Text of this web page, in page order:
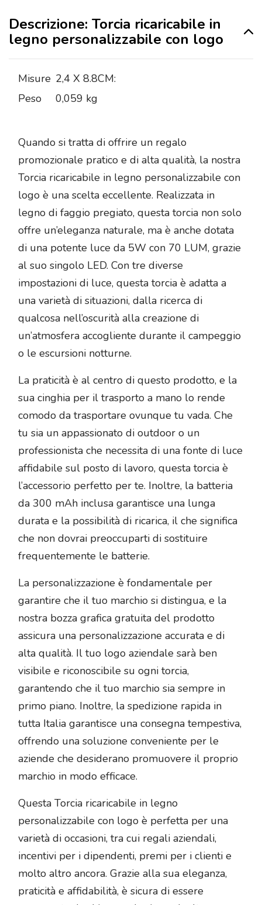
Descrizione: Torcia ricaricabile in
legno personalizzabile con logo
Misure 2,4 X 8.8CM:
Peso
0,059 kg
Quando si tratta di offrire un regalo
promozionale pratico e di alta qualità, la nostra
Torcia ricaricabile in legno personalizzabile con
logo è una scelta eccellente. Realizzata in
legno di faggio pregiato, questa torcia non solo
offre un’eleganza naturale, ma è anche dotata
di una potente luce da 5W con 70 LUM, grazie
al suo singolo LED. Con tre diverse
impostazioni di luce, questa torcia è adatta a
una varietà di situazioni, dalla ricerca di
qualcosa nell’oscurità alla creazione di
un’atmosfera accogliente durante il campeggio
o le escursioni notturne.
La praticità è al centro di questo prodotto, e la
sua cinghia per il trasporto a mano lo rende
comodo da trasportare ovunque tu vada. Che
tu sia un appassionato di outdoor o un
professionista che necessita di una fonte di luce
affidabile sul posto di lavoro, questa torcia è
l’accessorio perfetto per te. Inoltre, la batteria
da 300 mAh inclusa garantisce una lunga
durata e la possibilità di ricarica, il che significa
che non dovrai preoccuparti di sostituire
frequentemente le batterie.
La personalizzazione è fondamentale per
garantire che il tuo marchio si distingua, e la
nostra bozza grafica gratuita del prodotto
assicura una personalizzazione accurata e di
alta qualità. Il tuo logo aziendale sarà ben
visibile e riconoscibile su ogni torcia,
garantendo che il tuo marchio sia sempre in
primo piano. Inoltre, la spedizione rapida in
tutta Italia garantisce una consegna tempestiva,
offrendo una soluzione conveniente per le
aziende che desiderano promuovere il proprio
marchio in modo efficace.
Questa Torcia ricaricabile in legno
personalizzabile con logo è perfetta per una
varietà di occasioni, tra cui regali aziendali,
incentivi per i dipendenti, premi per i clienti e
molto altro ancora. Grazie alla sua eleganza,
praticità e affidabilità, è sicura di essere